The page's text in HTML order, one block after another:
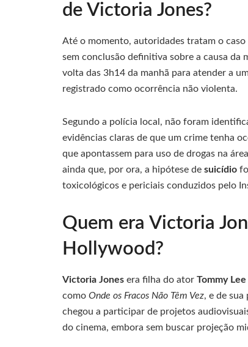
de Victoria Jones?
Até o momento, autoridades tratam o
sem conclusão definitiva sobre a causa da
volta das 3h14 da manhã para atender a
registrado como ocorrência não violenta.
Segundo a polícia local, não foram
evidências claras de que um crime tenha
que apontassem para uso de drogas na
ainda que, por ora, a hipótese de suicídio
toxicológicos e periciais conduzidos pelo
Quem era Victoria
Hollywood?
Victoria Jones era filha do ator Tommy
como Onde os Fracos Não Têm Vez, e de sua
chegou a participar de projetos
do cinema, embora sem buscar projeção